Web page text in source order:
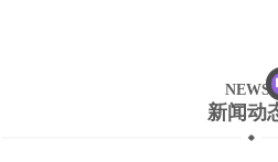
NEWS
新闻动